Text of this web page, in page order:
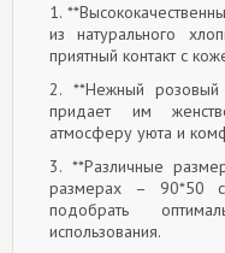
1.
из натурального
приятный контакт с
2. **Нежный розовый
придает им
атмосферу уюта и
3. **Различные
размерах – 90*50
подобрать
использования.